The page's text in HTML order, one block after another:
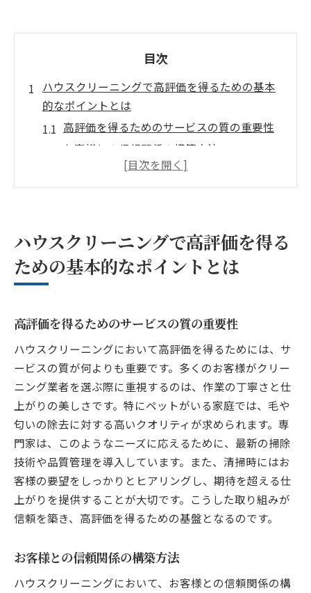
目次
ハウスクリーニングで高評価を得るための基本
的なポイントとは
高評価を得るためのサービスの質の重要性
お客様との信頼関係の構築方法
フィードバックを活かしたサービス向上策
清掃のプロセスを透明化するメリット
み
最適な清掃プランの提案で顧客満足度を向
上
ペットの毛とアレルギー対策の必要性
無害なクリーニング製品の選び方
ペットがいる家庭での特別な清掃方法
ペットの健康を守るための清潔な環境作り
定期的な清掃がペットにもたらす利点
飼い主が知っておくべきクリーニングのコ
ツ
信頼性の高いハウスクリーニング業者を選ぶコ
ツ
口コミと評価を活用した業者選び
ト
契約前に確認すべき重要事項
ハウスクリーニングで高評価を得る
ための基本的なポイントとは
高評価を得るためのサービスの質の重要性
ハウスクリーニングにおいて高評価を得るためには、サ
ービスの質が何よりも重要です。多くのお客様がクリー
ニング業者を選ぶ際に重視するのは、作業の丁寧さと仕
上がりの美しさです。特にペットがいる家庭では、毛や
匂いの除去に対する高いクオリティが求められます。専
門家は、このようなニーズに応えるために、最新の掃除
技術や品質管理を導入しています。また、清掃時にはお
客様の要望をしっかりとヒアリングし、期待を超える仕
上がりを提供することが大切です。こうした取り組みが
信頼を築き、高評価を得るための基盤となるのです。
お客様との信頼関係の構築方法
ハウスクリーニングにおいて、お客様との信頼関係の構